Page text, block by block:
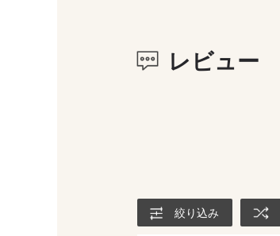
レビュー
絞り込み